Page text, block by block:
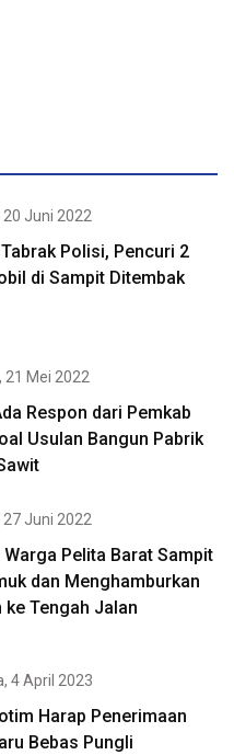
20 Juni 2022
Polisi, Pencuri 2
di Sampit Ditembak
21 Mei 2022
Respon dari Pemkab
Usulan Bangun Pabrik
27 Juni 2022
Warga Pelita Barat Sampit
dan Menghamburkan
ke Tengah Jalan
4 April 2023
Harap Penerimaan
Bebas Pungli